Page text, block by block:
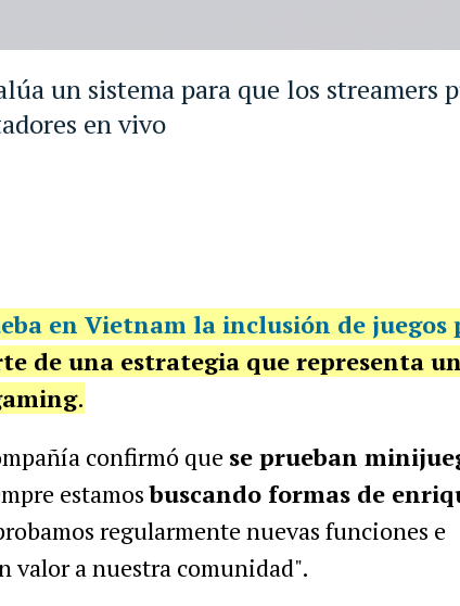
un sistema para que los streamers
en vivo
en Vietnam la inclusión de juegos
de una estrategia que representa
.
confirmó que se prueban
estamosbuscando formas de
regularmente nuevas funciones e
valor a nuestra comunidad".